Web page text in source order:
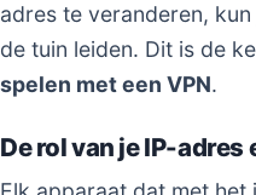
adres te veranderen,
de tuin leiden. Dit is de
spelen met een VPN.
De rol van je IP-adres